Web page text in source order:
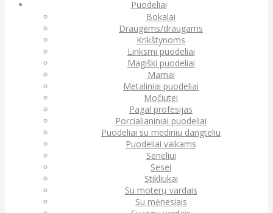
Puodeliai
Bokalai
Draugėms/draugams
Krikštynoms
Linksmi puodeliai
Magiški puodeliai
Mamai
Metaliniai puodeliai
Močiutei
Pagal profesijas
Porcialianiniai puodeliai
Puodeliai su mediniu dangteliu
Puodeliai vaikams
Seneliui
Sesei
Stikliukai
Su moterų vardais
Su mėnesiais